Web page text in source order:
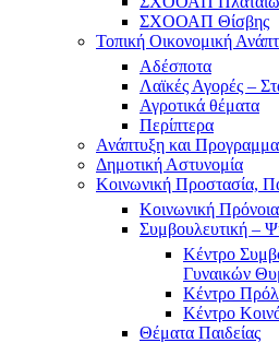
ΣΧΟΟΑΠ Θίσβης
Τοπική Οικονομική
Αδέσποτα
Λαϊκές Αγορές –
Αγροτικά θέματα
Περίπτερα
Ανάπτυξη και
Δημοτική Αστυνομία
Κοινωνική Προστασία,
Κοινωνική Πρόνοια
Συμβουλευτική –
Κέντρο
Γυναικών
Κέντρο
Κέντρο
Θέματα Παιδείας